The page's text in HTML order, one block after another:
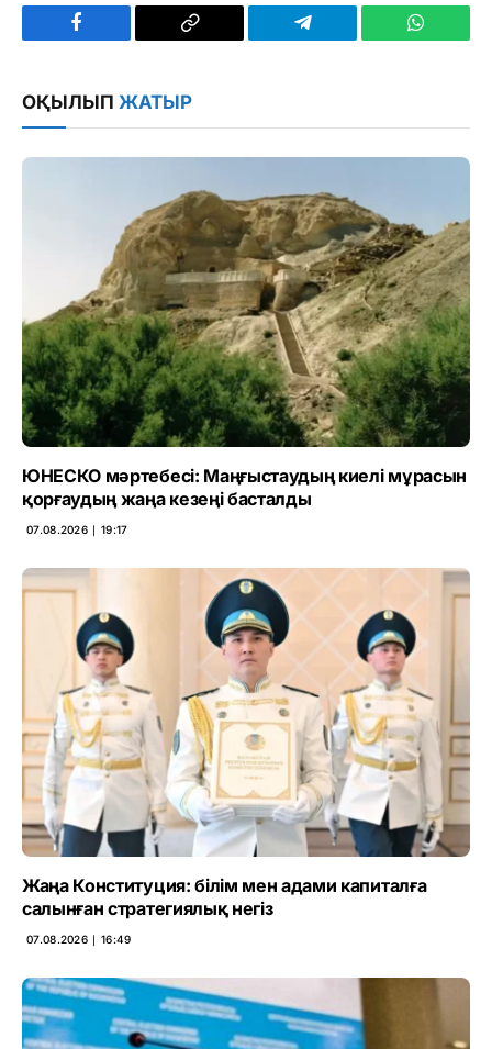
Facebook
Copy
Telegram
ОҚЫЛЫП ЖАТЫР
ЮНЕСКО мәртебесі: Маңғыстаудың киелі мұрасын
қорғаудың жаңа кезеңі басталды
07.08.2026 ∣ 19:17
Жаңа Конституция: білім мен адами капиталға
салынған стратегиялық негіз
07.08.2026 ∣ 16:49